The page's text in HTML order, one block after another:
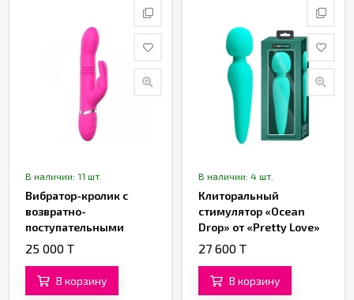
В наличии: 11 шт.
Вибратор-кролик с
возвратно-
поступательными
движениями от
25 000 T
В корзину
В наличии: 4 шт.
Клиторальный
стимулятор «Ocean
Drop» от «Pretty Love»
(бирюзовый)
27 600 T
В корзину